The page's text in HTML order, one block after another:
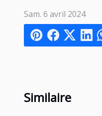
Sam. 6 avril 2024
Similaire